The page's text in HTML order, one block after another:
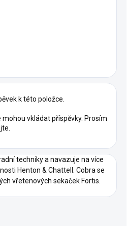
k této položce.
vkládat příspěvky. Prosím
techniky a navazuje na více
Henton & Chattell. Cobra se
vřetenových sekaček Fortis.